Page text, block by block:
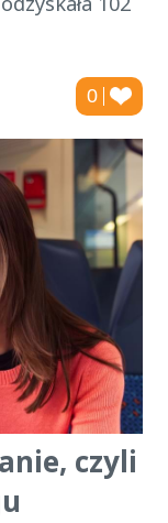
0
czyli